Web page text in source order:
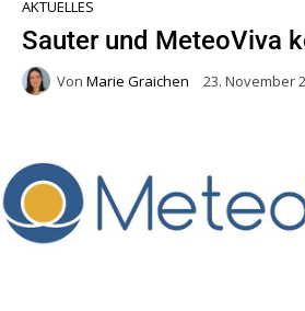
AKTUELLES
Sauter und MeteoViva
Von Marie Graichen 23. November